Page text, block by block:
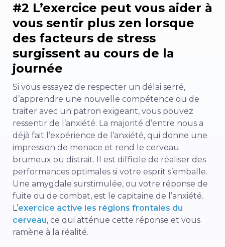
#2 L’exercice peut vous aider à
vous sentir plus zen lorsque
des facteurs de stress
surgissent au cours de la
journée
Si vous essayez de respecter un délai serré,
d’apprendre une nouvelle compétence ou de
traiter avec un patron exigeant, vous pouvez
ressentir de l’anxiété. La majorité d’entre nous a
déjà fait l’expérience de l’anxiété, qui donne une
impression de menace et rend le cerveau
brumeux ou distrait. Il est difficile de réaliser des
performances optimales si votre esprit s’emballe.
Une amygdale surstimulée, ou votre réponse de
fuite ou de combat, est le capitaine de l’anxiété.
L’exercice active les régions frontales du
cerveau, ce qui atténue cette réponse et vous
ramène à la réalité.